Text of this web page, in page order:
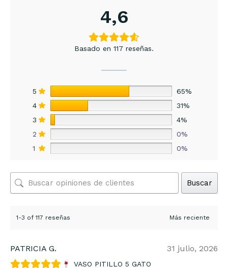
4,6
Basado en 117 reseñas.
5
65%
4
31%
3
4%
2
0%
1
0%
Buscar
1-3 of 117 reseñas
PATRICIA G. 31 julio, 2026
VASO PITILLO 5 GATO